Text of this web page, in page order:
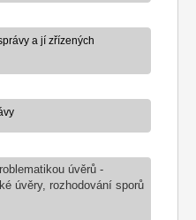
a jí zřízených
úvěrů -
úvěry, rozhodování sporů